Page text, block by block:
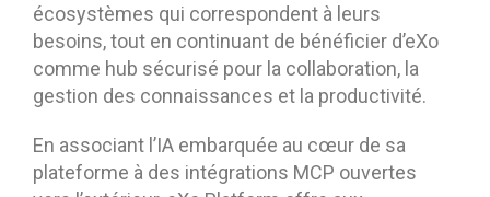
écosystèmes qui correspondent à leurs
besoins, tout en continuant de bénéficier d’eXo
comme hub sécurisé pour la collaboration, la
gestion des connaissances et la productivité.
En associant l’IA embarquée au cœur de sa
plateforme à des intégrations MCP ouvertes